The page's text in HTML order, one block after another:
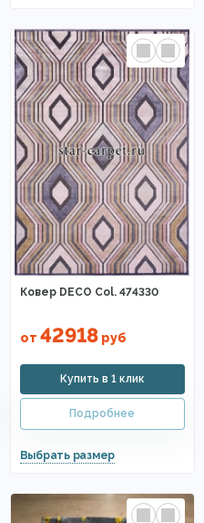
Ковер DECO Col. 474330
от 42918руб